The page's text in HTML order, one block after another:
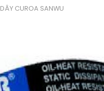
DÂY CUROA SANWU